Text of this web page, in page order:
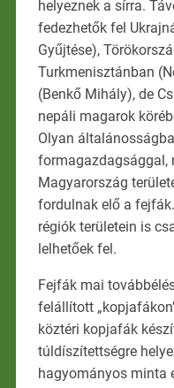
helyeznek a sírra.
fedezhetők fel
Gyűjtése),
Turkmenisztánban
(Benkő Mihály), de
nepáli magarok
Olyan
formagazdagsággal,
Magyarország
fordulnak elő a
régiók területein is
lelhetőek fel.
Fejfák mai
felállított
köztéri kopjafák
túldíszítettségre
hagyományos minta